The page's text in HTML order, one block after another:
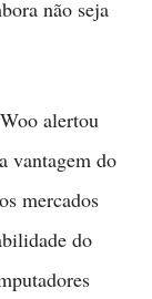
não seja
alertou
vantagem do
mercados
do